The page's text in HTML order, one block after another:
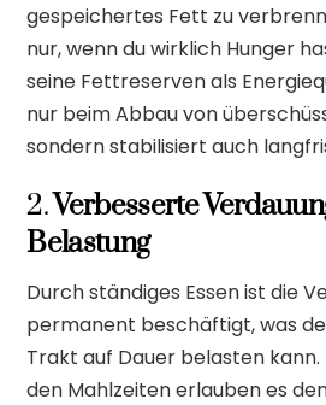
gespeichertes Fett zu
nur, wenn du wirklich Hunger
seine Fettreserven als
nur beim Abbau von
sondern stabilisiert auch
2.Verbesserte
Belastung
Durch ständiges Essen ist die
permanent beschäftigt, was
Trakt auf Dauer belasten kann.
den Mahlzeiten erlauben es